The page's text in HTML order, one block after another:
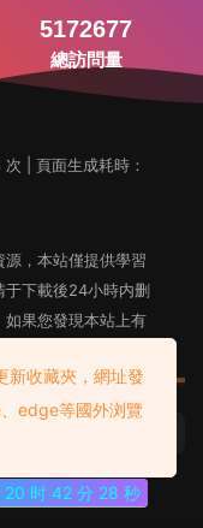
5172677
總訪問量
| 頁面生成耗時：
，本站僅提供學習
于下載後24小時内删
果您發現本站上有
20 时 42 分 28 秒
新收藏夾，網址發
edge等國外浏覽